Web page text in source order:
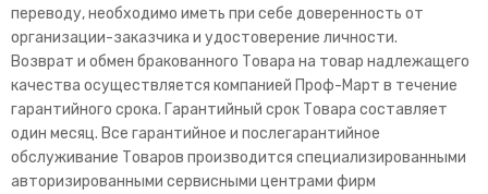
переводу, необходимо иметь при себе доверенность от
организации-заказчика и удостоверение личности.
Возврат и обмен бракованного Товара на товар надлежащего
качества осуществляется компанией Проф-Март в течение
гарантийного срока. Гарантийный срок Товара составляет
один месяц. Все гарантийное и послегарантийное
обслуживание Товаров производится специализированными
авторизированными сервисными центрами фирм